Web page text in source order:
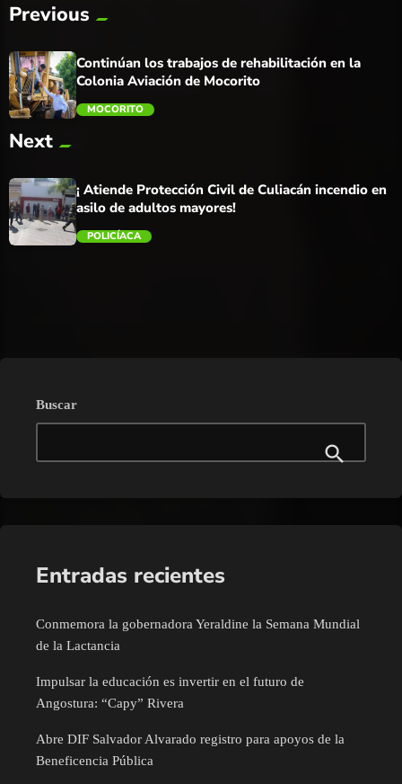
Previous
trending_flat
Continúan los trabajos de rehabilitación en la
Colonia Aviación de Mocorito
MOCORITO
Next
¡ Atiende Protección Civil de Culiacán incendio en
asilo de adultos mayores!
POLICÍACA
Buscar
Entradas recientes
Conmemora la gobernadora Yeraldine la Semana Mundial
de la Lactancia
Impulsar la educación es invertir en el futuro de
Angostura: “Capy” Rivera
Abre DIF Salvador Alvarado registro para apoyos de la
Beneficencia Pública